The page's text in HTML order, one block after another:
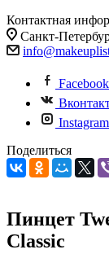
Контактная
Санкт-
Facebook
Instagram
Поделиться
Пинцет
Classic